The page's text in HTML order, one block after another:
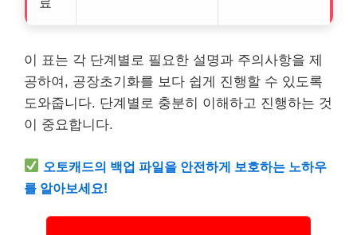
이 표는 각 단계별로 필요한 설명과 주의사항을 제
공하여, 공장초기화를 보다 쉽게 진행할 수 있도록
도와줍니다. 단계별로 충분히 이해하고 진행하는 것
이 중요합니다.
오토캐드의 백업 파일을 안전하게 보호하는 노하우
를 알아보세요!